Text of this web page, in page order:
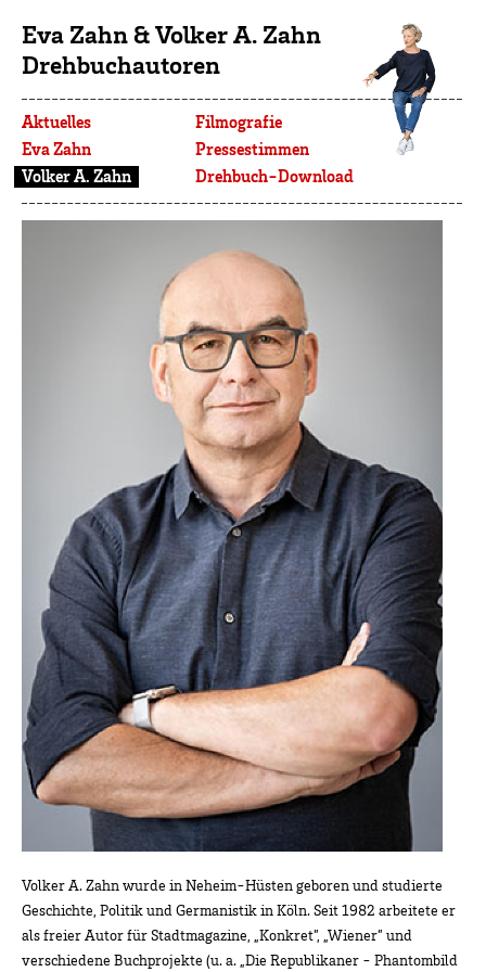
Eva Zahn & Volker A. Zahn
Drehbuchautoren
Aktuelles
Eva Zahn
Volker A. Zahn
Filmografie
Pressestimmen
Drehbuch-Download
Volker A. Zahn wurde in Neheim-Hüsten geboren und studierte
Geschichte, Politik und Germanistik in Köln. Seit 1982 arbeitete er
als freier Autor für Stadtmagazine, „Konkret”, „Wiener” und
verschiedene Buchprojekte (u. a. „Die Republikaner - Phantombild